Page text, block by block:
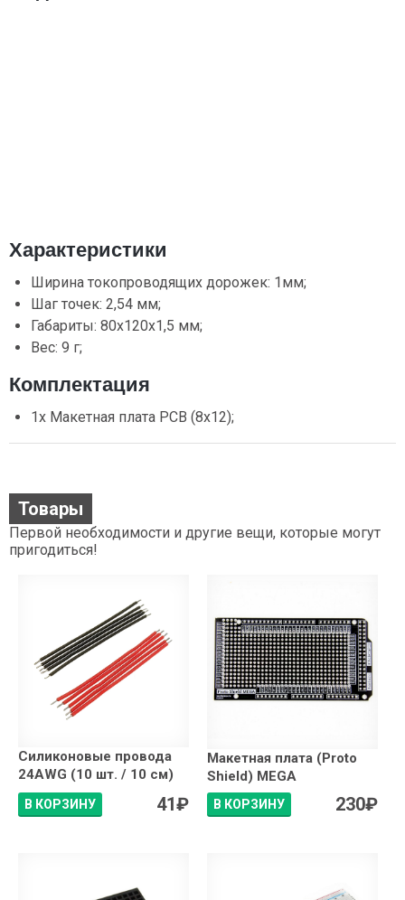
Характеристики
Ширина токопроводящих дорожек: 1мм;
Шаг точек: 2,54 мм;
Габариты: 80х120х1,5 мм;
Вес: 9 г;
Комплектация
1x Макетная плата PCB (8x12);
Товары
Первой необходимости и другие вещи, которые могут
пригодиться!
Силиконовые провода
24AWG (10 шт. / 10 см)
В КОРЗИНУ 41₽
Макетная плата (Proto
Shield) MEGA
В КОРЗИНУ 230₽